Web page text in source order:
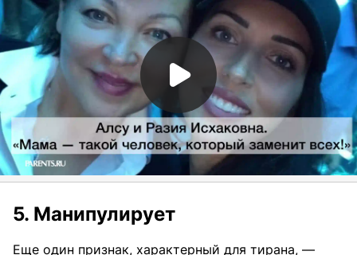
5. Манипулирует
Еще один признак, характерный для тирана, —